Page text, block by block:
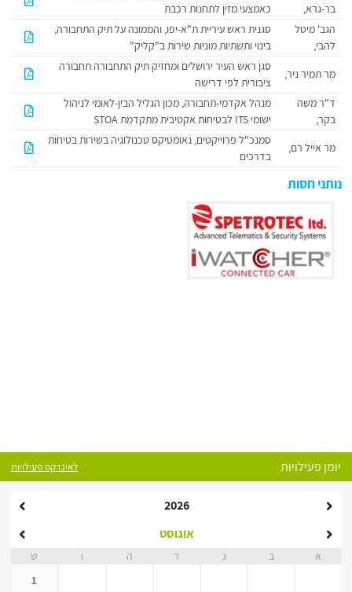
בר-גרא,
כאמצעי מזין לתחנות רכבת
הגב' מיטל
להבי,
סגנית ראש עיריית ת"א-יפו, והממונה על תיק התחבורה,
בינוי ותשתיות מוניות שירות ב"קליק"
מר תמיר ניר,
סגן ראש העיר ירושלים ומחזיק תיק התחבורה תחבורה
ציבורית לפי דרישה
ד"ר משה
בקר,
מנהל אקדמי-תחבורה, מכון הגליל הבין-לאומי לניהול
ישומי ITS לבטיחות אקטיבית מתקדמת STOA
מר אייל רם,
סמנכ"ל פרוייקטים, נאומטיקס טכנולוגיה בשירות בטיחות
בדרכים
נותני חסות
יומן פעילויות לאינדקס פעילויות
2026
אוגוסט
א ב ג ד ה ו
ש
1